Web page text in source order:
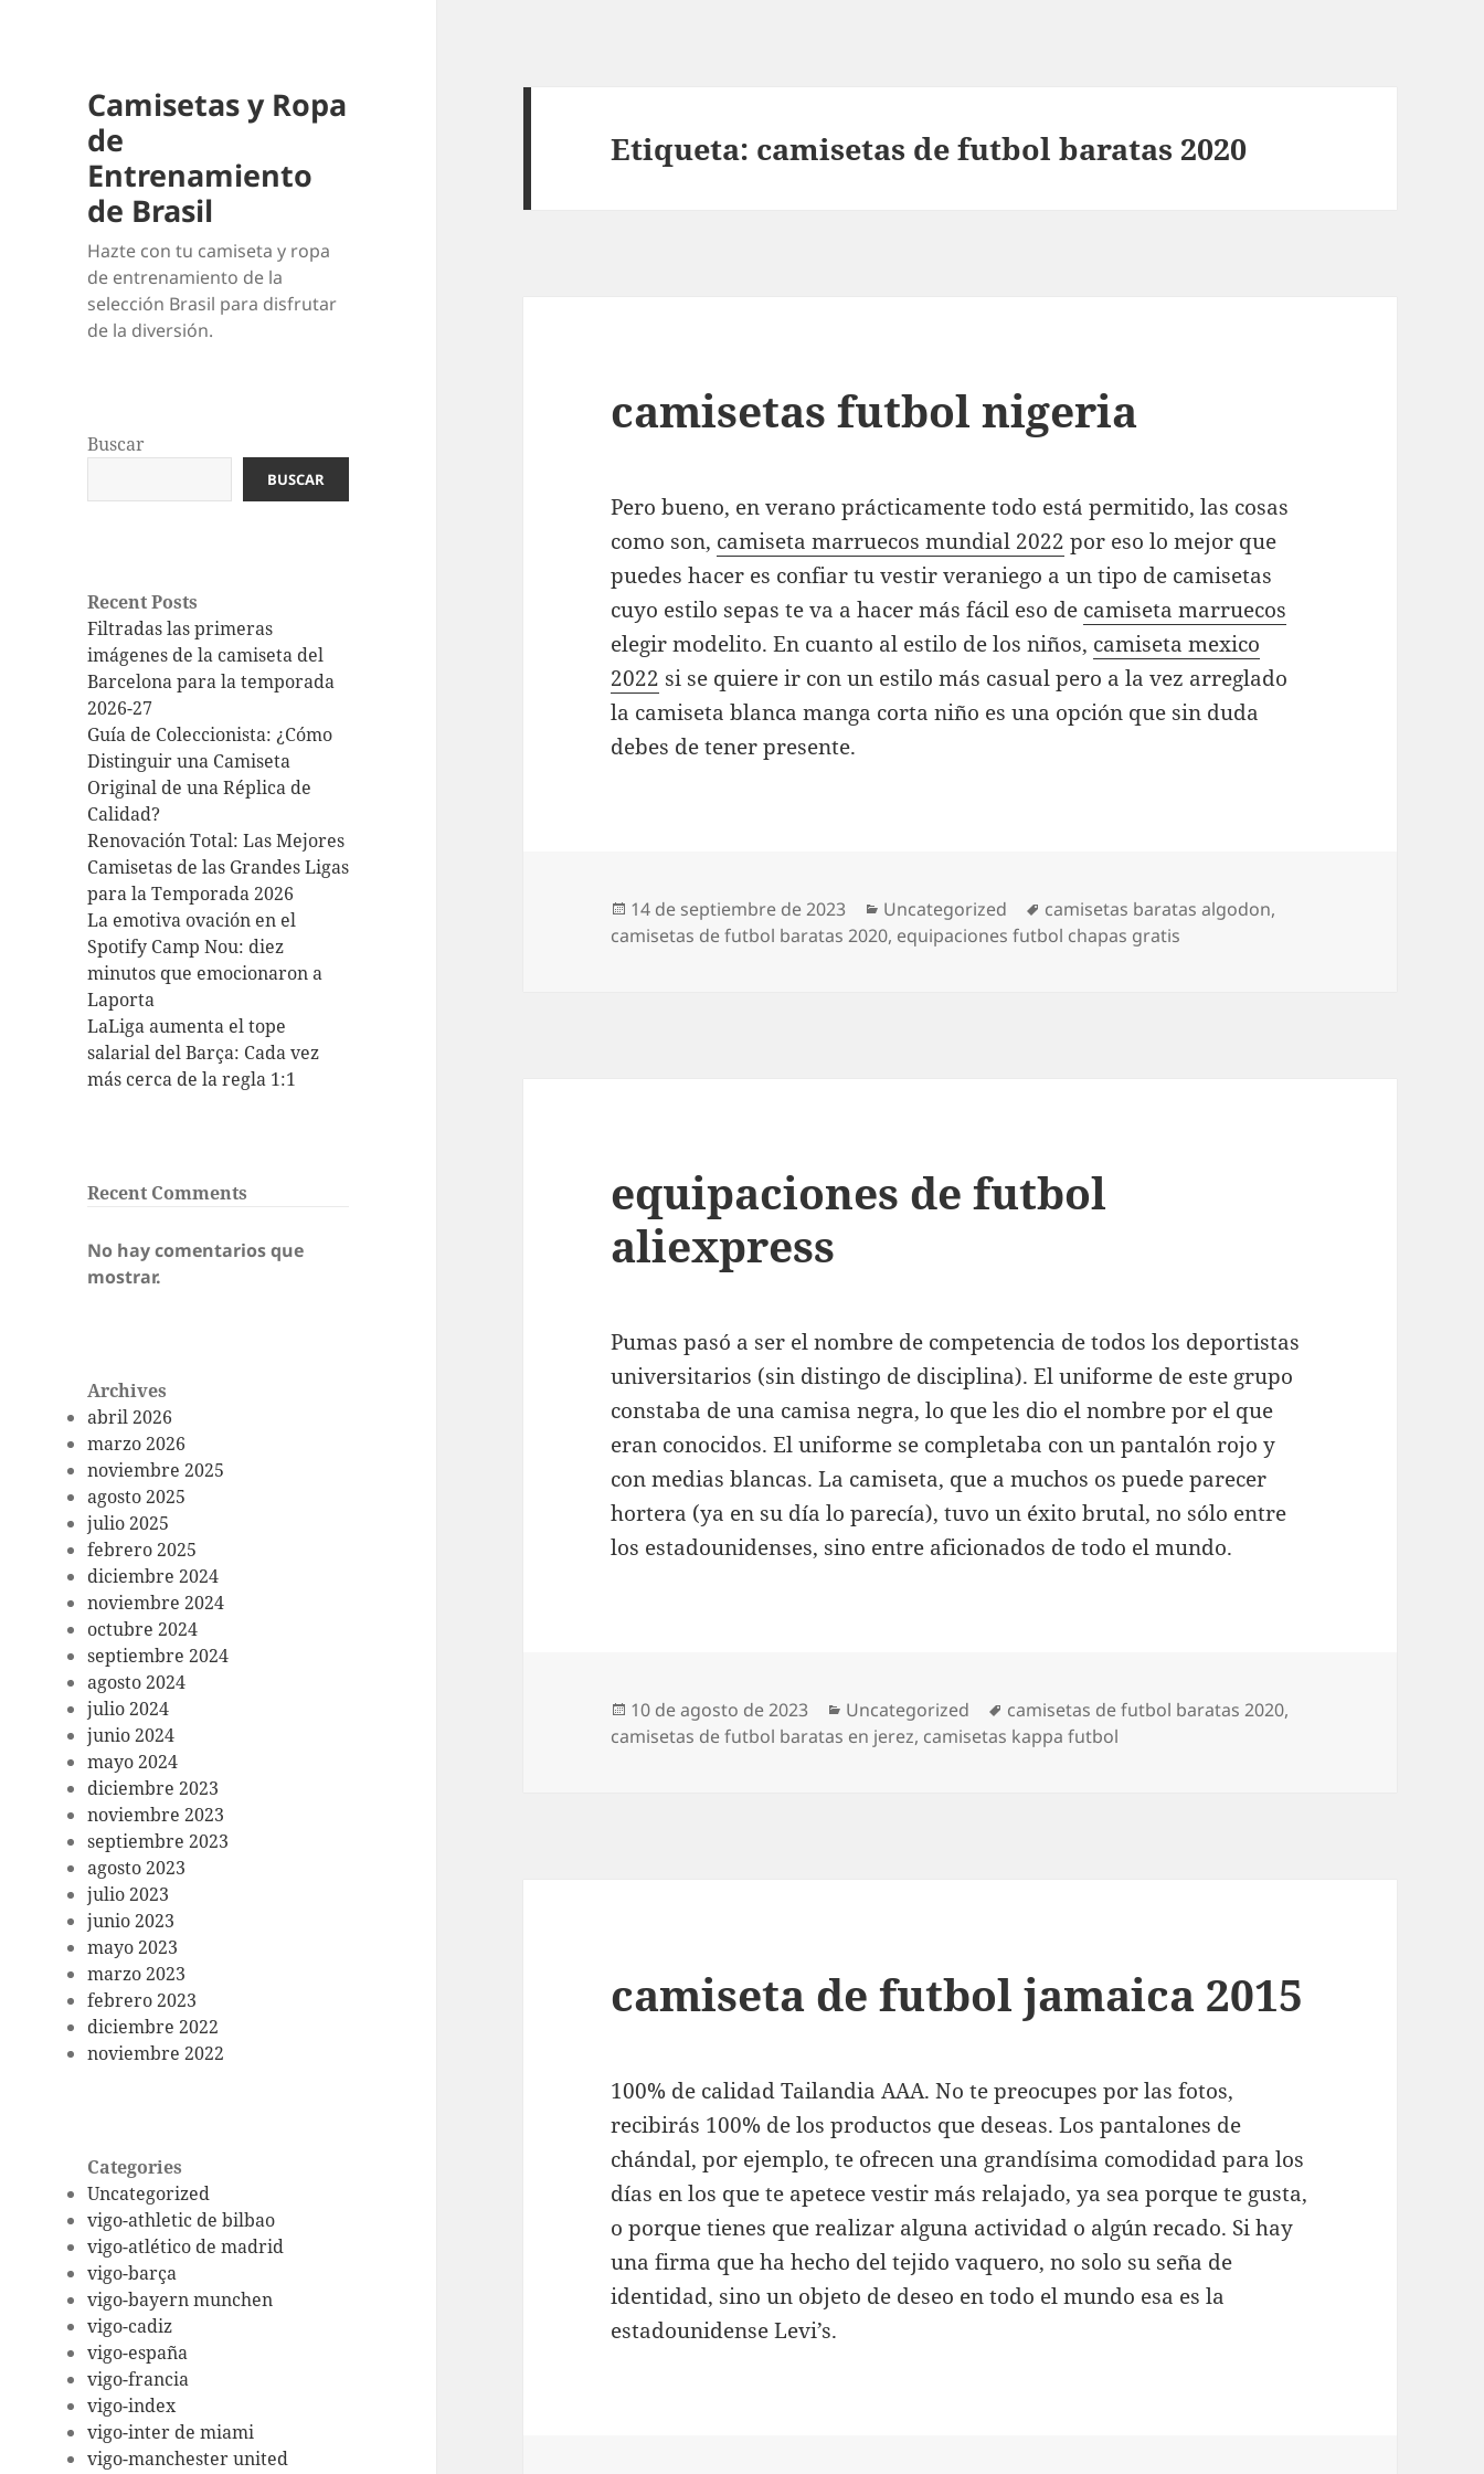
Camisetas y Ropa
de
Entrenamiento
de Brasil
Hazte con tu camiseta y ropa
de entrenamiento de la
selección Brasil para disfrutar
de la diversión.
Buscar
BUSCAR
Recent Posts
Filtradas las primeras
imágenes de la camiseta del
Barcelona para la temporada
2026-27
Guía de Coleccionista: ¿Cómo
Distinguir una Camiseta
Original de una Réplica de
Calidad?
Renovación Total: Las Mejores
Camisetas de las Grandes Ligas
para la Temporada 2026
La emotiva ovación en el
Spotify Camp Nou: diez
minutos que emocionaron a
Laporta
LaLiga aumenta el tope
salarial del Barça: Cada vez
más cerca de la regla 1:1
Recent Comments
No hay comentarios que
mostrar.
Archives
abril 2026
marzo 2026
noviembre 2025
agosto 2025
julio 2025
febrero 2025
diciembre 2024
noviembre 2024
octubre 2024
septiembre 2024
agosto 2024
julio 2024
junio 2024
mayo 2024
diciembre 2023
noviembre 2023
septiembre 2023
agosto 2023
julio 2023
junio 2023
mayo 2023
marzo 2023
febrero 2023
diciembre 2022
noviembre 2022
Categories
Uncategorized
vigo-athletic de bilbao
vigo-atlético de madrid
vigo-barça
vigo-bayern munchen
vigo-cadiz
vigo-españa
vigo-francia
vigo-index
vigo-inter de miami
vigo-manchester united
Etiqueta: camisetas de futbol baratas 2020
camisetas futbol nigeria
Pero bueno, en verano prácticamente todo está permitido, las cosas
como son, camiseta marruecos mundial 2022 por eso lo mejor que
puedes hacer es confiar tu vestir veraniego a un tipo de camisetas
cuyo estilo sepas te va a hacer más fácil eso de camiseta marruecos
elegir modelito. En cuanto al estilo de los niños, camiseta mexico
2022 si se quiere ir con un estilo más casual pero a la vez arreglado
la camiseta blanca manga corta niño es una opción que sin duda
debes de tener presente.
Publicado
el
14 de septiembre de 2023 Categorías
Uncategorized Etiquetas
camisetas baratas algodon,
camisetas de futbol baratas 2020, equipaciones futbol chapas gratis
equipaciones de futbol
aliexpress
Pumas pasó a ser el nombre de competencia de todos los deportistas
universitarios (sin distingo de disciplina). El uniforme de este grupo
constaba de una camisa negra, lo que les dio el nombre por el que
eran conocidos. El uniforme se completaba con un pantalón rojo y
con medias blancas. La camiseta, que a muchos os puede parecer
hortera (ya en su día lo parecía), tuvo un éxito brutal, no sólo entre
los estadounidenses, sino entre aficionados de todo el mundo.
Publicado
el
10 de agosto de 2023 Categorías
Uncategorized Etiquetas
camisetas de futbol baratas 2020,
camisetas de futbol baratas en jerez, camisetas kappa futbol
camiseta de futbol jamaica 2015
100% de calidad Tailandia AAA. No te preocupes por las fotos,
recibirás 100% de los productos que deseas. Los pantalones de
chándal, por ejemplo, te ofrecen una grandísima comodidad para los
días en los que te apetece vestir más relajado, ya sea porque te gusta,
o porque tienes que realizar alguna actividad o algún recado. Si hay
una firma que ha hecho del tejido vaquero, no solo su seña de
identidad, sino un objeto de deseo en todo el mundo esa es la
estadounidense Levi’s.